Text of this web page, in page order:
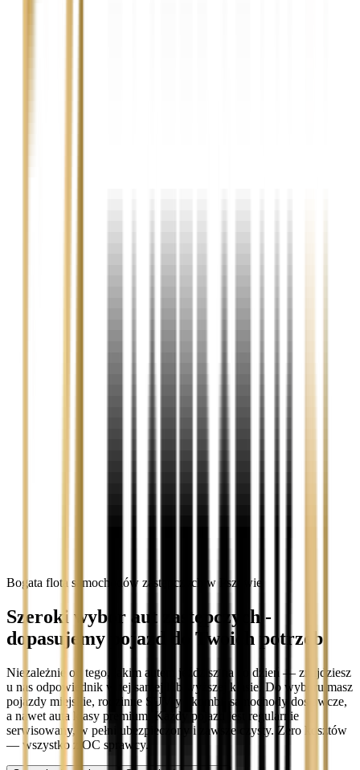
Bogata flota samochodów zastępczych w Pszowie
Szeroki wybór aut zastępczych -
dopasujemy pojazd do Twoich potrzeb
Niezależnie od tego, jakim autem jeździsz na co dzień — znajdziesz
u nas odpowiednik w tej samej lub wyższej klasie. Do wyboru masz
pojazdy miejskie, rodzinne SUV-y i kombi, samochody dostawcze,
a nawet auta klasy premium. Każdy pojazd jest regularnie
serwisowany, w pełni ubezpieczony i zawsze czysty. Zero kosztów
— wszystko z OC sprawcy.